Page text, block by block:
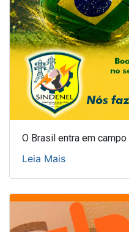
O Brasil entra em
Leia Mais